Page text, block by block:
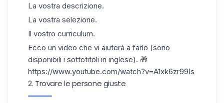
La vostra descrizione.
La vostra selezione.
Il vostro curriculum.
Ecco un video che vi aiuterà a farlo (sono
disponibili i sottotitoli in inglese). 🎁
https://www.youtube.com/watch?v=A1xk6zr99Is
2. Trovare le persone giuste